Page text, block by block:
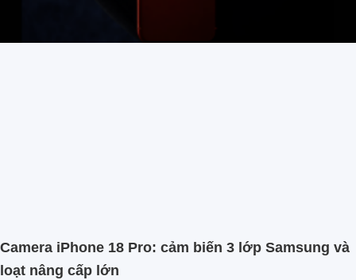
Camera iPhone 18 Pro: cảm biến 3 lớp Samsung và
loạt nâng cấp lớn